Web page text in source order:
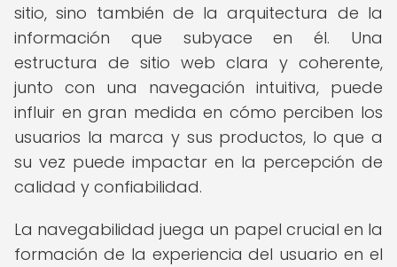
sitio, sino también de la arquitectura de la
información que subyace en él. Una
estructura de sitio web clara y coherente,
junto con una navegación intuitiva, puede
influir en gran medida en cómo perciben los
usuarios la marca y sus productos, lo que a
su vez puede impactar en la percepción de
calidad y confiabilidad.
La navegabilidad juega un papel crucial en la
formación de la experiencia del usuario en el